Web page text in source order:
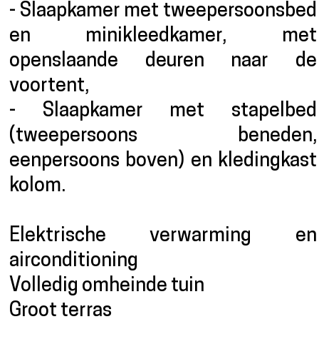
- Slaapkamer met tweepersoonsbed
en minikleedkamer, met
openslaande deuren naar de
voortent,
- Slaapkamer met stapelbed
(tweepersoons beneden,
eenpersoons boven) en kledingkast
kolom.
Elektrische verwarming en
airconditioning
Volledig omheinde tuin
Groot terras